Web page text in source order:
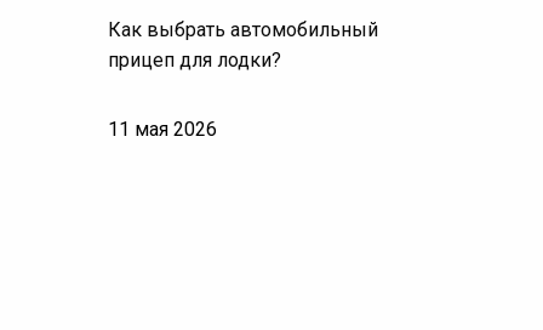
Как выбрать автомобильный
прицеп для лодки?
11 мая 2026